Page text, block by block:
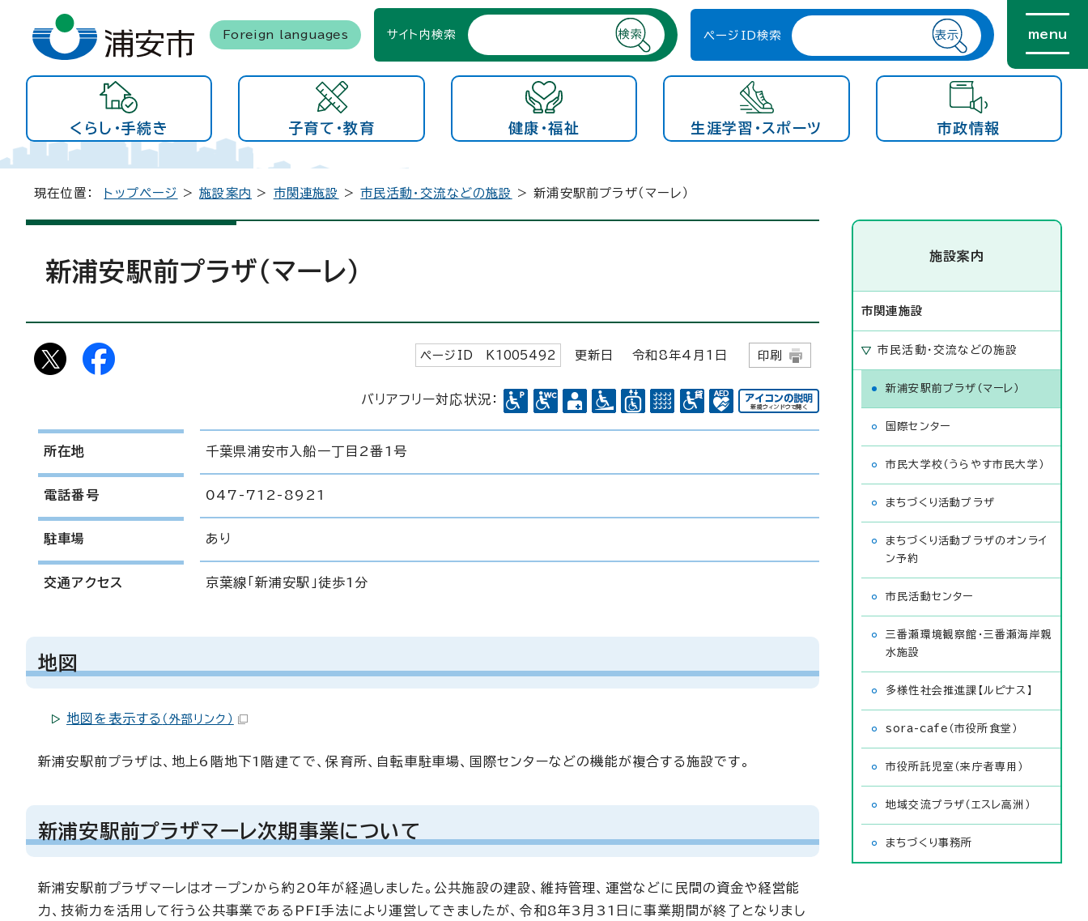
Foreign languages サイト内検索 ページID検索 menu
くらし・手続き 子育て・教育 健康・福祉 生涯学習・スポーツ 市政情報
現在位置： トップページ >施設案内 > 市関連施設 >市民活動・交流などの施設 > 新浦安駅前プラザ（マーレ）
新浦安駅前プラザ（マーレ）
ページID K 1005492 更新日 令和8年4月1日 印刷
バリアフリー対応状況：
所在地 千葉県浦安市入船一丁目2番1号
電話番号 047-712-8921
駐車場 あり
交通アクセス 京葉線「新浦安駅」徒歩1分
地図
地図を表示する （外部リンク）
新浦安駅前プラザは、地上6階地下1階建てで、保育所、自転車駐車場、国際センターなどの機能が複合する施設です。
新浦安駅前プラザマーレ次期事業について
新浦安駅前プラザマーレはオープンから約20年が経過しました。公共施設の建設、維持管理、運営などに民間の資金や経営能
力、技術力を活用して行う公共事業であるPFI手法により運営してきましたが、令和8年3月31日に事業期間が終了となりまし
施設案内
市関連施設
市民活動・交流などの施設
新浦安駅前プラザ（マーレ）
国際センター
市民大学校（うらやす市民大学）
まちづくり活動プラザ
まちづくり活動プラザのオンライ
ン予約
市民活動センター
三番瀬環境観察館・三番瀬海岸親
水施設
多様性社会推進課【ルピナス】
sora-cafe（市役所食堂）
市役所託児室（来庁者専用）
地域交流プラザ（エスレ高洲）
まちづくり事務所